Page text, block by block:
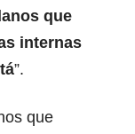
que
internas
”.
que